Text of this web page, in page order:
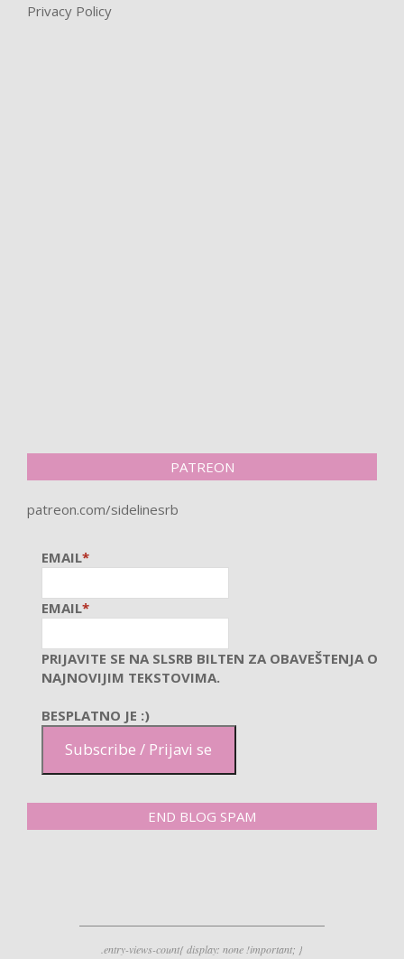
Privacy Policy
PATREON
patreon.com/sidelinesrb
EMAIL*
EMAIL*
PRIJAVITE SE NA SLSRB BILTEN ZA OBAVEŠTENJA O
NAJNOVIJIM TEKSTOVIMA.
BESPLATNO JE :)
Subscribe / Prijavi se
END BLOG SPAM
.entry-views-count{ display: none !important; }